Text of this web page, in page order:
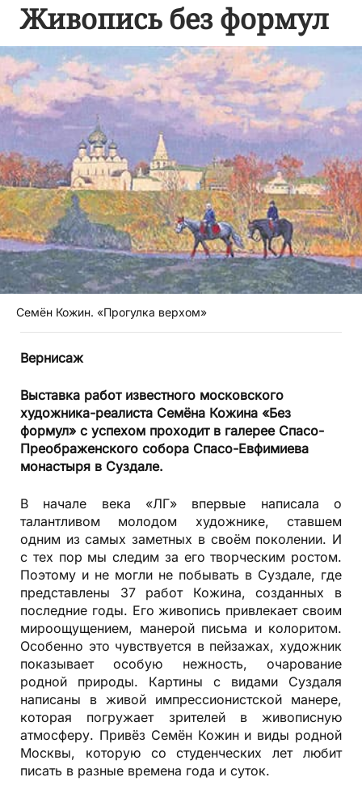
Живопись без формул
Семён Кожин. «Прогулка верхом»
Вернисаж
Выставка работ известного московского
художника-реалиста Семёна Кожина «Без
формул» с успехом проходит в галерее Спасо-
Преображенского собора Спасо-Евфимиева
монастыря в Суздале.
В начале века «ЛГ» впервые написала о
талантливом молодом художнике, ставшем
одним из самых заметных в своём поколении. И
с тех пор мы следим за его творческим ростом.
Поэтому и не могли не побывать в Суздале, где
представлены 37 работ Кожина, созданных в
последние годы. Его живопись привлекает своим
мироощущением, манерой письма и колоритом.
Особенно это чувствуется в пейзажах, художник
показывает особую нежность, очарование
родной природы. Картины с видами Суздаля
написаны в живой импрессионистской манере,
которая погружает зрителей в живописную
атмосферу. Привёз Семён Кожин и виды родной
Москвы, которую со студенческих лет любит
писать в разные времена года и суток.